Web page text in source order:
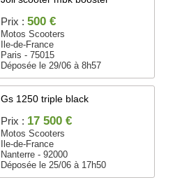
Prix : 500 €
Motos Scooters
Ile-de-France
Paris - 75015
Déposée le 29/06 à 8h57
Gs 1250 triple black
Prix : 17 500 €
Motos Scooters
Ile-de-France
Nanterre - 92000
Déposée le 25/06 à 17h50